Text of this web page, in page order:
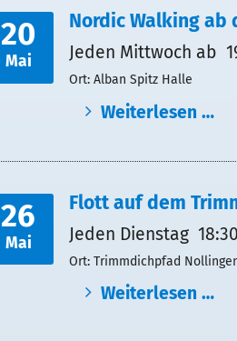
20
Mai
Nordic Walking ab
Jeden Mittwoch ab
Ort: Alban Spitz Halle
Weiterlesen …
26
Mai
Flott auf dem
Jeden Dienstag 18:30
Ort: Trimmdichpfad
Weiterlesen …